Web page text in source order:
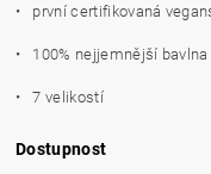
• první certifikovaná
• 100% nejjemnější bavlna
• 7 velikostí
Dostupnost